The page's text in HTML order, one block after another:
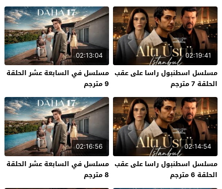
02:19:41
مسلسل اسطنبول راسا على عقب
الحلقة 7 مترجم
02:13:04
مسلسل في السابعة عشر الحلقة
9 مترجم
02:14:54
مسلسل اسطنبول راسا على عقب
الحلقة 6 مترجم
02:16:56
مسلسل في السابعة عشر الحلقة
8 مترجم